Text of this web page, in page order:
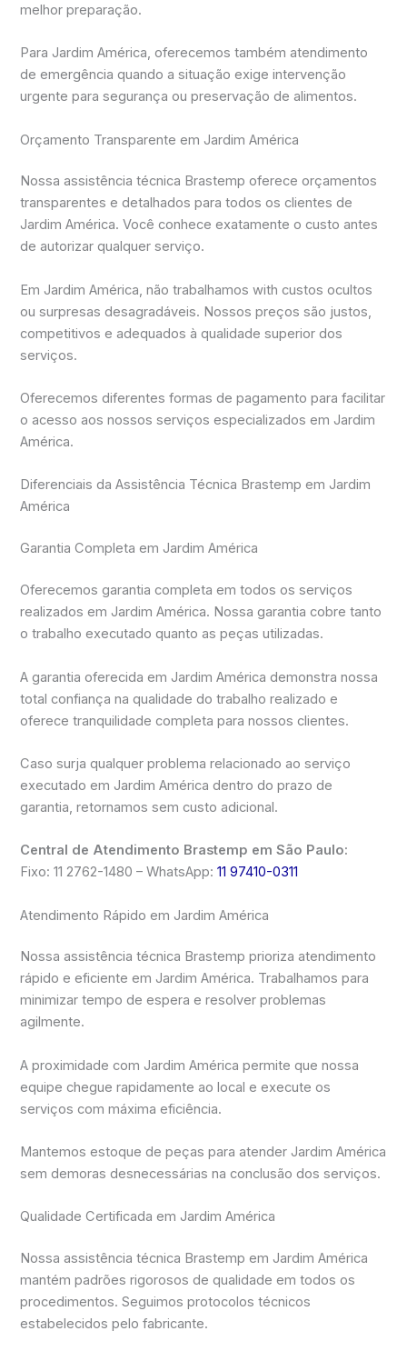
melhor preparação.
Para Jardim América, oferecemos também atendimento
de emergência quando a situação exige intervenção
urgente para segurança ou preservação de alimentos.
Orçamento Transparente em Jardim América
Nossa assistência técnica Brastemp oferece orçamentos
transparentes e detalhados para todos os clientes de
Jardim América. Você conhece exatamente o custo antes
de autorizar qualquer serviço.
Em Jardim América, não trabalhamos with custos ocultos
ou surpresas desagradáveis. Nossos preços são justos,
competitivos e adequados à qualidade superior dos
serviços.
Oferecemos diferentes formas de pagamento para facilitar
o acesso aos nossos serviços especializados em Jardim
América.
Diferenciais da Assistência Técnica Brastemp em Jardim
América
Garantia Completa em Jardim América
Oferecemos garantia completa em todos os serviços
realizados em Jardim América. Nossa garantia cobre tanto
o trabalho executado quanto as peças utilizadas.
A garantia oferecida em Jardim América demonstra nossa
total confiança na qualidade do trabalho realizado e
oferece tranquilidade completa para nossos clientes.
Caso surja qualquer problema relacionado ao serviço
executado em Jardim América dentro do prazo de
garantia, retornamos sem custo adicional.
Central de Atendimento Brastemp em São Paulo:
Fixo: 11 2762-1480 – WhatsApp:11 97410-0311
Atendimento Rápido em Jardim América
Nossa assistência técnica Brastemp prioriza atendimento
rápido e eficiente em Jardim América. Trabalhamos para
minimizar tempo de espera e resolver problemas
agilmente.
A proximidade com Jardim América permite que nossa
equipe chegue rapidamente ao local e execute os
serviços com máxima eficiência.
Mantemos estoque de peças para atender Jardim América
sem demoras desnecessárias na conclusão dos serviços.
Qualidade Certificada em Jardim América
Nossa assistência técnica Brastemp em Jardim América
mantém padrões rigorosos de qualidade em todos os
procedimentos. Seguimos protocolos técnicos
estabelecidos pelo fabricante.